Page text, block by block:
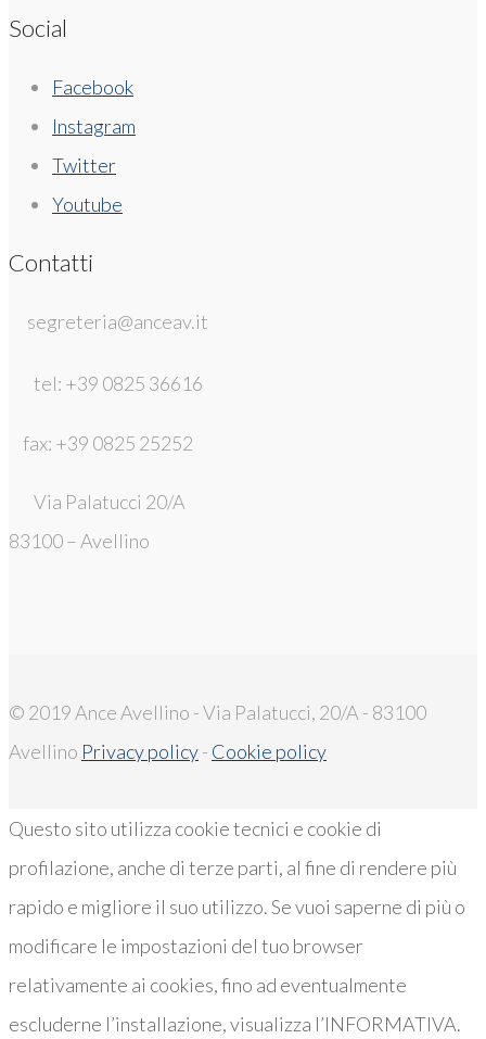
Social
Facebook
Instagram
Twitter
Youtube
Contatti
segreteria@anceav.it
tel: +39 0825 36616
fax: +39 0825 25252
Via Palatucci 20/A
83100 – Avellino
© 2019 Ance Avellino - Via Palatucci, 20/A - 83100
Avellino Privacy policy- Cookie policy
Questo sito utilizza cookie tecnici e cookie di
profilazione, anche di terze parti, al fine di rendere più
rapido e migliore il suo utilizzo. Se vuoi saperne di più o
modificare le impostazioni del tuo browser
relativamente ai cookies, fino ad eventualmente
escluderne l’installazione, visualizza l’INFORMATIVA.